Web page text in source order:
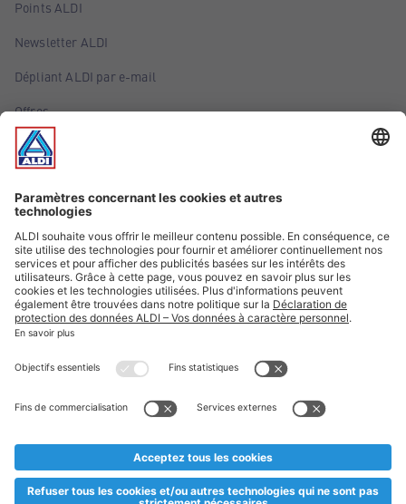
Points ALDI
Newsletter ALDI
Dépliant ALDI par e-mail
Offres
Infos essentielles
Suivez ALDI Luxembourg
Textes marqués d'un astérisque et mentions légales
esoulaang bis de Stock eidel ass. Mir soen Iech Merci fir Äert
Planifikatioun ausverkaaft sollte sinn. De VALORLUX-Präis an
** Op dësem Site huet d'Benotze vun der männlecher Form eng
besser Liesbarkeet am Sënn an huet keng diskriminéierend